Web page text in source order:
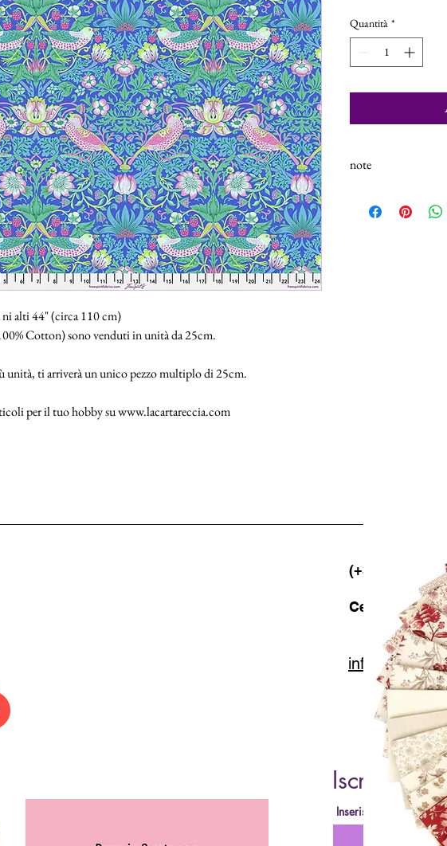
ni alti 44" (circa 110 cm)
Cotton) sono venduti in unità da 25cm.
unità, ti arriverà un unico pezzo multiplo di 25cm.
per il tuo hobby su www.lacartareccia.com
ogni
100
Centimetri
Quantità *
note
Selezionando più
(+39) 06 523
Cell. 347 49
Iscriviti
Inserisci la tua Email